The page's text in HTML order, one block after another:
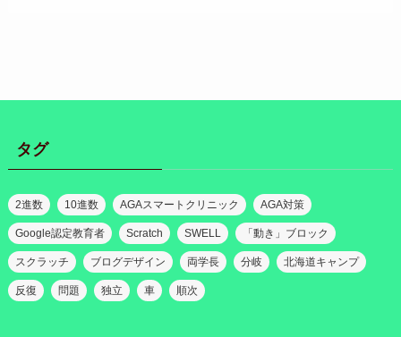
タグ
2進数 10進数 AGAスマートクリニック AGA対策
Google認定教育者 Scratch SWELL 「動き」ブロック
スクラッチ ブログデザイン 両学長 分岐 北海道キャンプ
反復 問題 独立 車 順次